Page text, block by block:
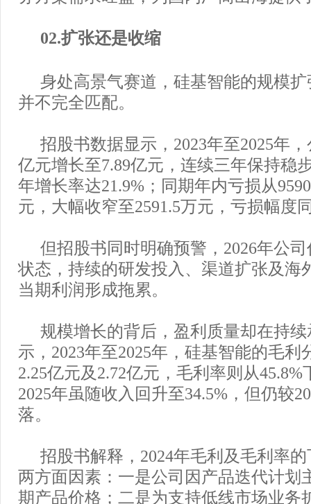
02.扩张还是收缩
身处高景气赛道，硅基智能的规模
并不完全匹配。
招股书数据显示，2023年至2025年
亿元增长至7.89亿元，连续三年保持稳
年增长率达21.9%；同期年内亏损从
元，大幅收窄至2591.5万元，亏损幅度
但招股书同时明确预警，2026年公
状态，持续的研发投入、渠道扩张及海
当期利润形成拖累。
规模增长的背后，盈利质量却在持
示，2023年至2025年，硅基智能的毛利
2.25亿元及2.72亿元，毛利率则从45.8%
2025年虽随收入回升至34.5%，但仍较
落。
招股书解释，2024年毛利及毛利率
两方面因素：一是公司因产品迭代计划
期产品价格；二是为支持低线市场业务